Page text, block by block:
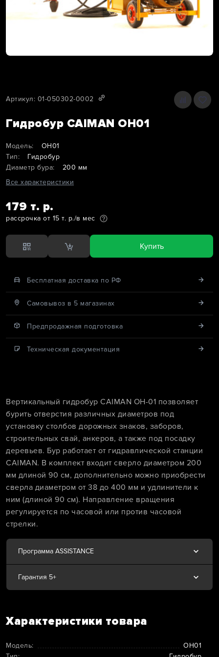
Артикул: 01-050302-0002
Гидробур CAIMAN OH01
Модель:
OH01
Тип:
Гидробур
Диаметр бура:
200 мм
Все характеристики
179 т. р.
рассрочка от 15 т. р./в мес
Купить
Бесплатная доставка по РФ
Cамовывоз в 5 магазинах
Предпродажная подготовка
Техническая документация
Вертикальный гидробур CAIMAN OH-01 позволяет
бурить отверстия различных диаметров под
установку столбов дорожных знаков, заборов,
строительных свай, анкеров, а также под посадку
деревьев. Бур работает от гидравлической станции
CAIMAN. В комплект входит сверло диаметром 200
мм длиной 90 см, дополнительно можно приобрести
сверла диаметром от 38 до 400 мм и удлинители к
ним (длиной 90 см). Направление вращения
регулируется по часовой или против часовой
стрелки.
Программа ASSISTANCE
Гарантия 5+
Характеристики товара
Модель:
OH01